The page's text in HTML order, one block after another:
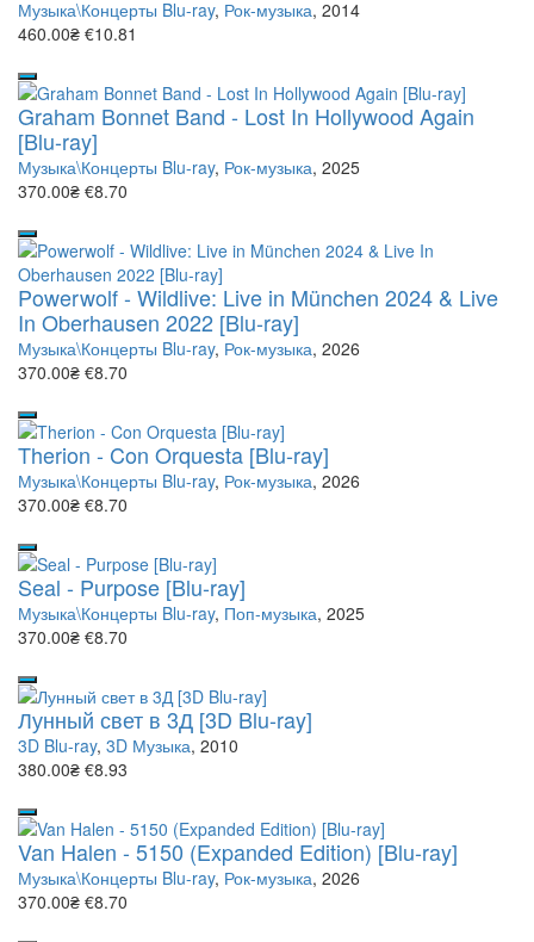
Музыка\Концерты Blu-ray, Рок-музыка, 2014
460.00₴ €10.81
Graham Bonnet Band - Lost In Hollywood Again
[Blu-ray]
Музыка\Концерты Blu-ray, Рок-музыка, 2025
370.00₴ €8.70
Powerwolf - Wildlive: Live in München 2024 & Live
In Oberhausen 2022 [Blu-ray]
Музыка\Концерты Blu-ray, Рок-музыка, 2026
370.00₴ €8.70
Therion - Con Orquesta [Blu-ray]
Музыка\Концерты Blu-ray, Рок-музыка, 2026
370.00₴ €8.70
Seal - Purpose [Blu-ray]
Музыка\Концерты Blu-ray, Поп-музыка, 2025
370.00₴ €8.70
Лунный свет в 3Д [3D Blu-ray]
3D Blu-ray, 3D Музыка, 2010
380.00₴ €8.93
Van Halen - 5150 (Expanded Edition) [Blu-ray]
Музыка\Концерты Blu-ray, Рок-музыка, 2026
370.00₴ €8.70